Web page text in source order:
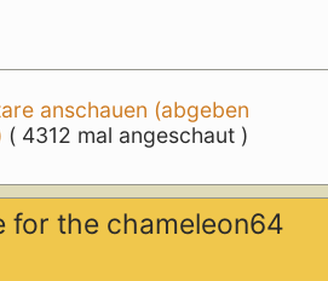
anschauen (abgeben
( 4312 mal angeschaut )
for the chameleon64